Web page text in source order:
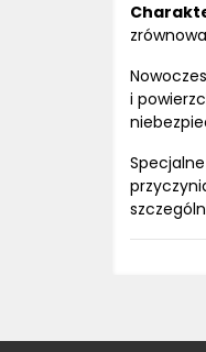
i